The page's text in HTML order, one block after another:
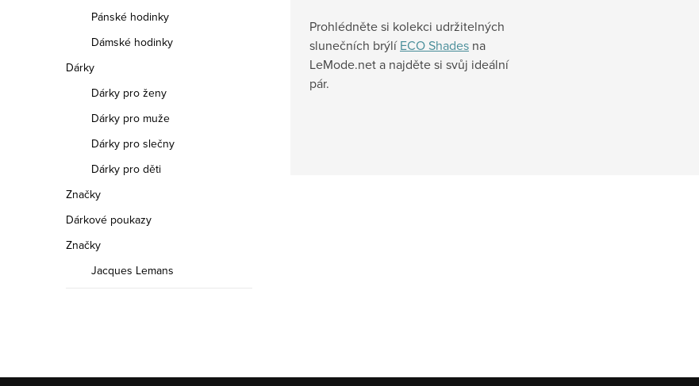
Pánské hodinky
Dámské hodinky
Dárky
Dárky pro ženy
Dárky pro muže
Dárky pro slečny
Dárky pro děti
Značky
Dárkové poukazy
Značky
Jacques Lemans
Prohlédněte si kolekci udržitelných
slunečních brýlíECO Shades na
LeMode.net a najděte si svůj ideální
pár.